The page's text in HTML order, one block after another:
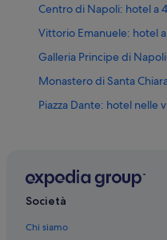
Centro di Napoli: hotel a
Vittorio Emanuele: hotel
Galleria Principe di
Monastero di Santa
Piazza Dante: hotel nelle
Museo Cappella
Palazzo Pandola: hotel
Piazza del Plebiscito:
Società
Chi siamo